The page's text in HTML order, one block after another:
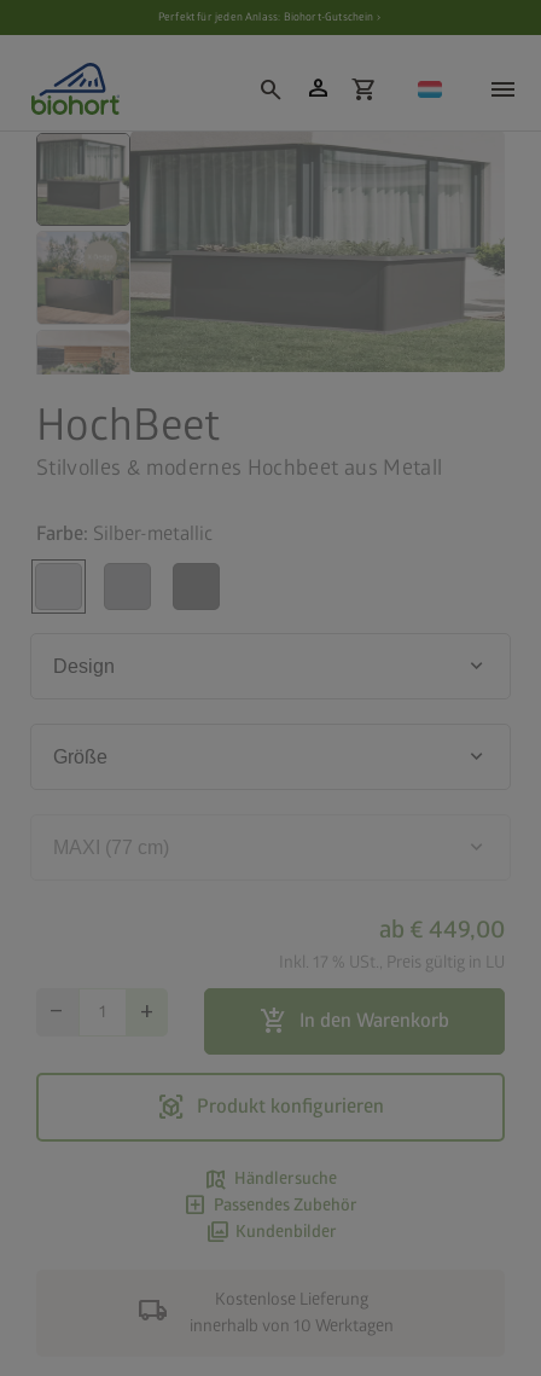
Perfekt für jeden Anlass: Biohort-Gutschein ›
search person shopping_cart
HochBeet
Stilvolles & modernes Hochbeet aus Metall
Farbe: Silber-metallic
Design keyboard_arrow_down
Größe keyboard_arrow_down
MAXI (77 cm) keyboard_arrow_down
ab € 449,00
Inkl. 17 % USt., Preis gültig in LU
remove add add_shopping_cart In den Warenkorb
view_in_ar Produkt konfigurieren
map_search Händlersuche
add_box Passendes Zubehör
photo_library Kundenbilder
local_shipping
Kostenlose Lieferung
innerhalb von 10 Werktagen